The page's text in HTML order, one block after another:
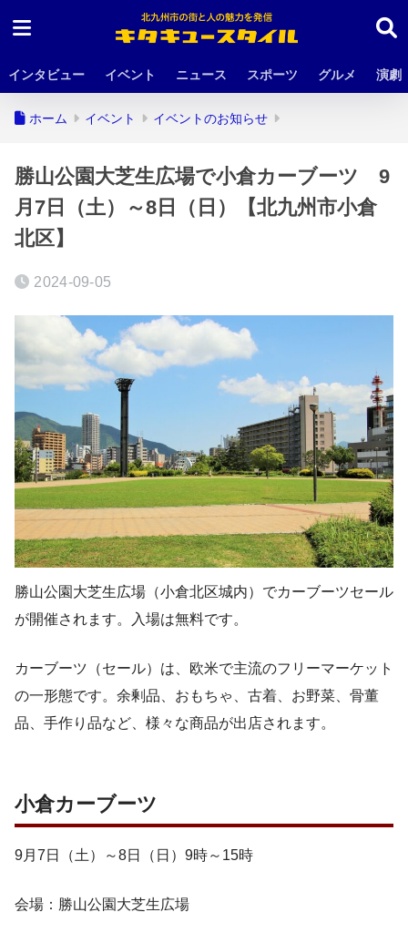
インタビュー イベント ニュース スポーツ グルメ 演劇
ホーム イベント イベントのお知らせ
勝山公園大芝生広場で小倉カーブーツ 9
月7日（土）～8日（日）【北九州市小倉
北区】
2024-09-05
勝山公園大芝生広場（小倉北区城内）でカーブーツセール
が開催されます。入場は無料です。
カーブーツ（セール）は、欧米で主流のフリーマーケット
の一形態です。余剰品、おもちゃ、古着、お野菜、骨董
品、手作り品など、様々な商品が出店されます。
小倉カーブーツ
9月7日（土）～8日（日）9時～15時
会場：勝山公園大芝生広場